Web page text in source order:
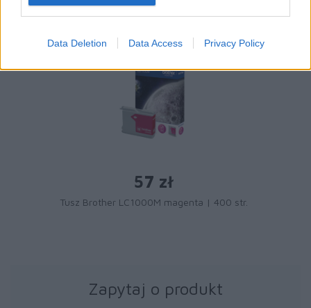
Data Deletion Data Access Privacy Policy
57 zł
Tusz Brother LC1000M magenta | 400 str.
Zapytaj o produkt